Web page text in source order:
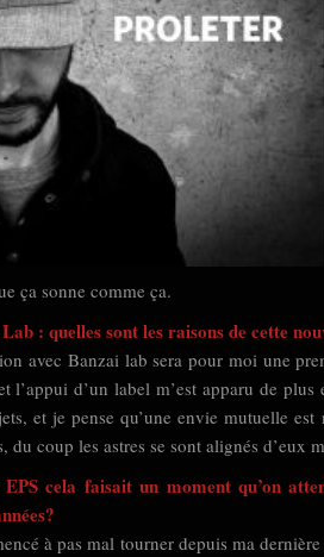
ça sonne comme ça.
: quelles sont les raisons de cette
avec Banzai lab sera pour moi une
l’appui d’un label m’est apparu de
et je pense qu’une envie mutuelle
du coup les astres se sont alignés d’eux
cela faisait un moment qu’on
à pas mal tourner depuis ma